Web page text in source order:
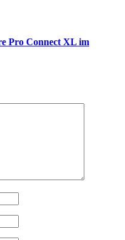
Pro Connect XL im